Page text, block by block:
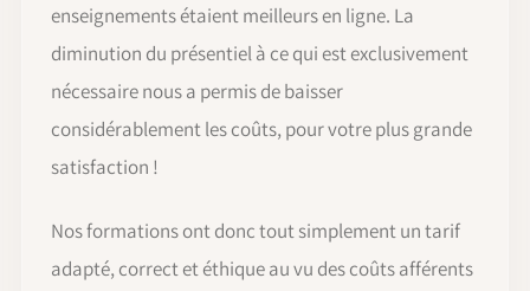
enseignements étaient meilleurs en ligne. La
diminution du présentiel à ce qui est exclusivement
nécessaire nous a permis de baisser
considérablement les coûts, pour votre plus grande
satisfaction !
Nos formations ont donc tout simplement un tarif
adapté, correct et éthique au vu des coûts afférents